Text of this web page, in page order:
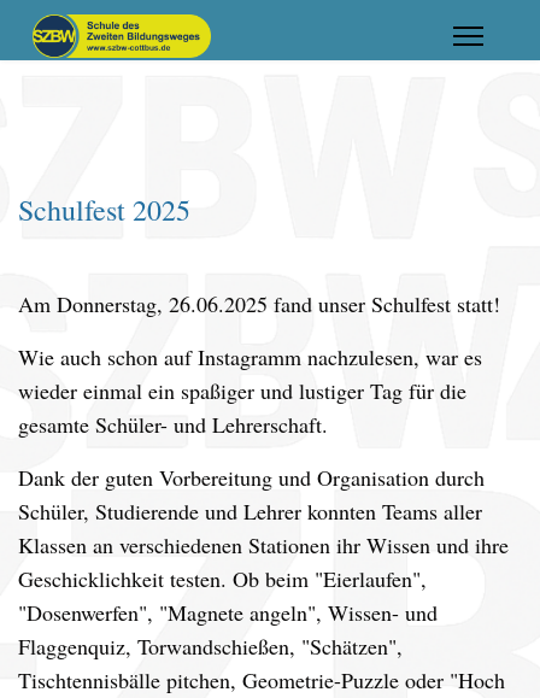
Schulfest 2025
Am Donnerstag, 26.06.2025 fand unser Schulfest statt!
Wie auch schon auf Instagramm nachzulesen, war es
wieder einmal ein spaßiger und lustiger Tag für die
gesamte Schüler- und Lehrerschaft.
Dank der guten Vorbereitung und Organisation durch
Schüler, Studierende und Lehrer konnten Teams aller
Klassen an verschiedenen Stationen ihr Wissen und ihre
Geschicklichkeit testen. Ob beim "Eierlaufen",
"Dosenwerfen", "Magnete angeln", Wissen- und
Flaggenquiz, Torwandschießen, "Schätzen",
Tischtennisbälle pitchen, Geometrie-Puzzle oder "Hoch